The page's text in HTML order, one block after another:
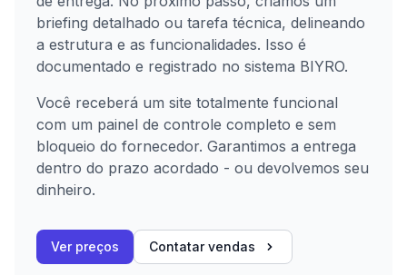
briefing detalhado ou tarefa técnica, delineando
a estrutura e as funcionalidades. Isso é
documentado e registrado no sistema BIYRO.
Você receberá um site totalmente funcional
com um painel de controle completo e sem
bloqueio do fornecedor. Garantimos a entrega
dentro do prazo acordado - ou devolvemos seu
dinheiro.
Ver preços Contatar vendas